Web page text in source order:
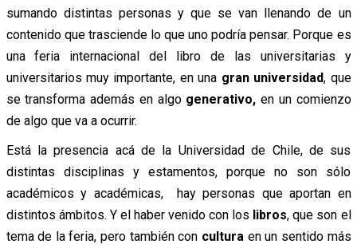
sumando distintas personas y que se van llenando de un
contenido que trasciende lo que uno podría pensar. Porque es
una feria internacional del libro de las universitarias y
universitarios muy importante, en una gran universidad, que
se transforma además en algo generativo, en un comienzo
de algo que va a ocurrir.
Está la presencia acá de la Universidad de Chile, de sus
distintas disciplinas y estamentos, porque no son sólo
académicos y académicas, hay personas que aportan en
distintos ámbitos. Y el haber venido con los libros, que son el
tema de la feria, pero también con cultura en un sentido más